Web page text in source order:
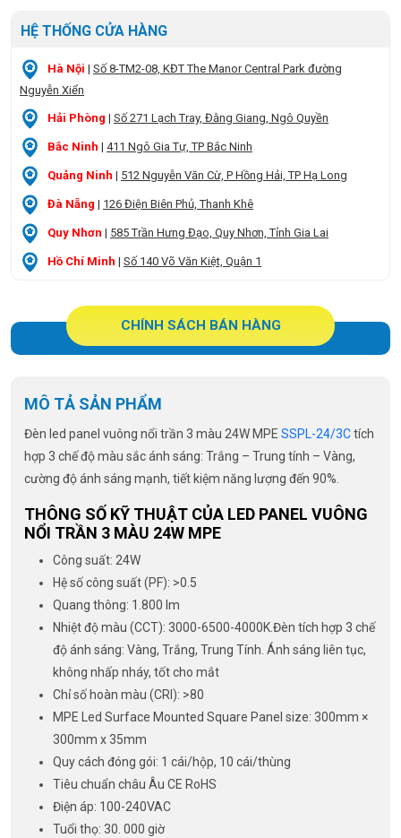
HỆ THỐNG CỬA HÀNG
Hà Nội | Số 8-TM2-08, KĐT The Manor Central Park đường
Nguyễn Xiển
Hải Phòng | Số 271 Lạch Tray, Đằng Giang, Ngô Quyền
Bắc Ninh | 411 Ngô Gia Tự, TP Bắc Ninh
Quảng Ninh | 512 Nguyễn Văn Cừ, P Hồng Hải, TP Hạ Long
Đà Nẵng | 126 Điện Biên Phủ, Thanh Khê
Quy Nhơn | 585 Trần Hưng Đạo, Quy Nhơn, Tỉnh Gia Lai
Hồ Chí Minh | Số 140 Võ Văn Kiệt, Quận 1
CHÍNH SÁCH BÁN HÀNG
MÔ TẢ SẢN PHẨM
Đèn led panel vuông nổi trần 3 màu 24W MPE SSPL-24/3Ctích
hợp 3 chế độ màu sắc ánh sáng: Trắng – Trung tính – Vàng,
cường độ ánh sáng mạnh, tiết kiệm năng lượng đến 90%.
THÔNG SỐ KỸ THUẬT CỦA LED PANEL VUÔNG
NỔI TRẦN 3 MÀU 24W MPE
Công suất: 24W
Hệ số công suất (PF): >0.5
Quang thông: 1.800 lm
Nhiệt độ màu (CCT): 3000-6500-4000K.Đèn tích hợp 3 chế
độ ánh sáng: Vàng, Trắng, Trung Tính. Ánh sáng liên tục,
không nhấp nháy, tốt cho mắt
Chỉ số hoàn màu (CRI): >80
MPE Led Surface Mounted Square Panel size: 300mm ×
300mm x 35mm
Quy cách đóng gói: 1 cái/hộp, 10 cái/thùng
Tiêu chuẩn châu Âu CE RoHS
Điện áp: 100-240VAC
Tuổi thọ: 30. 000 giờ